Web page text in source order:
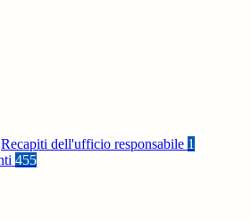
Recapiti dell'ufficio responsabile 1
455